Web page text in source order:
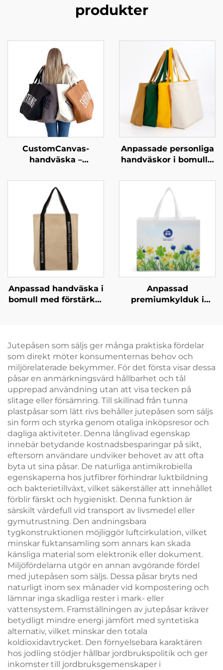
produkter
CustomCanvas-
handväska –
vardagsnödvändighet
Anpassade personliga
handväskor i bomull –
med anpassad
merchandising
Anpassad handväska i
bomull med förstärkta
användning
Anpassad
premiumkylduk i
fågel- och
blommormotiv
Jutepåsen som säljs ger många praktiska fördelar
som direkt möter konsumenternas behov och
miljörelaterade bekymmer. För det första visar dessa
påsar en anmärkningsvärd hållbarhet och tål
upprepad användning utan att visa tecken på
slitage eller försämring. Till skillnad från tunna
plastpåsar som lätt rivs behåller jutepåsen som säljs
sin form och styrka genom otaliga inköpsresor och
dagliga aktiviteter. Denna långlivad egenskap
innebär betydande kostnadsbesparingar på sikt,
eftersom användare undviker behovet av att ofta
byta ut sina påsar. De naturliga antimikrobiella
egenskaperna hos jutfibrer förhindrar luktbildning
och bakterietillväxt, vilket säkerställer att innehållet
förblir färskt och hygieniskt. Denna funktion är
särskilt värdefull vid transport av livsmedel eller
gymutrustning. Den andningsbara
tygkonstruktionen möjliggör luftcirkulation, vilket
minskar fuktansamling som annars kan skada
känsliga material som elektronik eller dokument.
Miljöfördelarna utgör en annan avgörande fördel
med jutepåsen som säljs. Dessa påsar bryts ned
naturligt inom sex månader vid kompostering och
lämnar inga skadliga rester i mark- eller
vattensystem. Framställningen av jutepåsar kräver
betydligt mindre energi jämfört med syntetiska
alternativ, vilket minskar den totala
koldioxidavtrycket. Den förnyelsebara karaktären
hos jodling stödjer hållbar jordbrukspolitik och ger
inkomster till jordbruksgemenskaper i